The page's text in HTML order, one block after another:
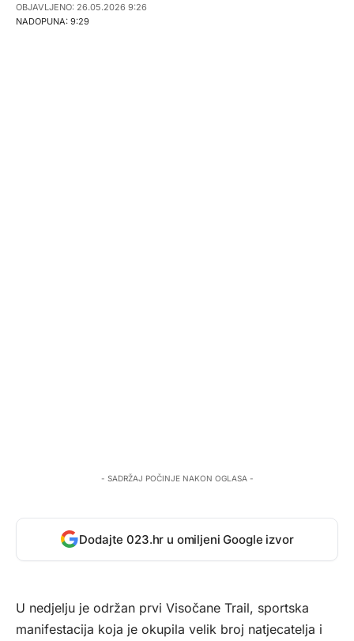
NADOPUNA: 9:29
OBJAVLJENO: 26.05.2026 9:26
- SADRŽAJ POČINJE NAKON OGLASA -
Dodajte 023.hr u omiljeni Google izvor
U nedjelju je održan prvi Visočane Trail, sportska
manifestacija koja je okupila velik broj natjecatelja i